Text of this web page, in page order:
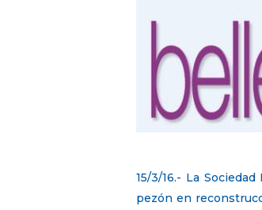
15/3/16.- La
pezón en